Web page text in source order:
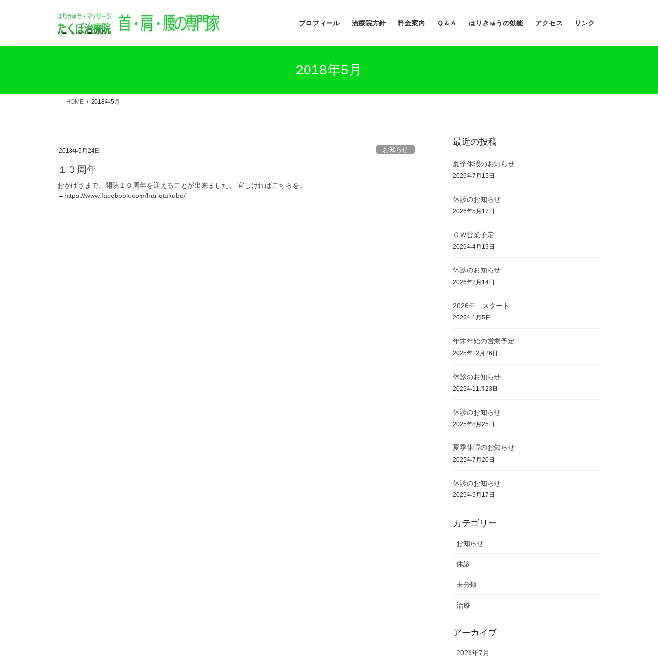
プロフィール 治療院方針 料金案内 Ｑ＆Ａ はりきゅうの効能 アクセス リンク
2018年5月
HOME 2018年5月
2018年5月24日 お知らせ
１０周年
おかげさまで、開院１０周年を迎えることが出来ました。 宜しければこちらを。
→https://www.facebook.com/hariqtakubo/
最近の投稿
夏季休暇のお知らせ
2026年7月15日
休診のお知らせ
2026年5月17日
ＧＷ営業予定
2026年4月19日
休診のお知らせ
2026年2月14日
2026年 スタート
2026年1月5日
年末年始の営業予定
2025年12月26日
休診のお知らせ
2025年11月23日
休診のお知らせ
2025年8月25日
夏季休暇のお知らせ
2025年7月20日
休診のお知らせ
2025年5月17日
カテゴリー
お知らせ
休診
未分類
治療
アーカイブ
2026年7月